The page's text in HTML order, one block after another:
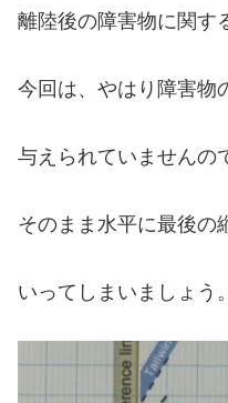
離陸後の障害物に関す
今回は、やはり障害物
与えられていませんの
そのまま水平に最後の
いってしまいましょう。